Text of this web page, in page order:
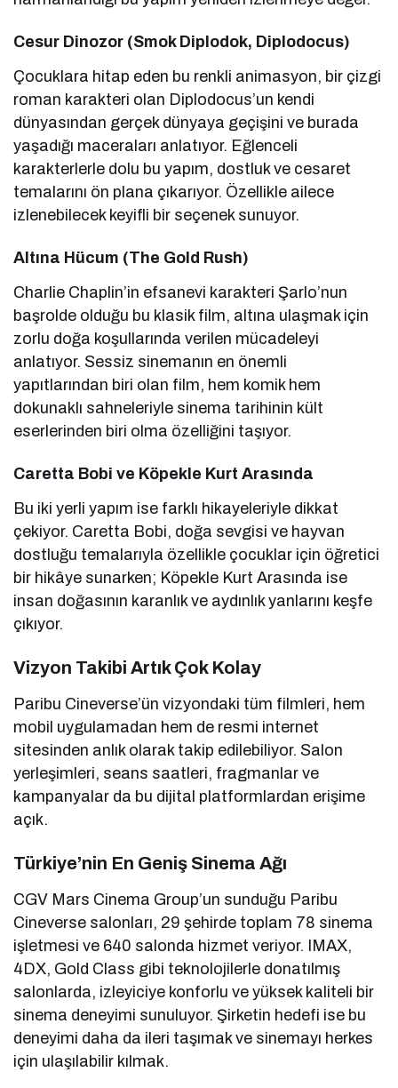
Cesur Dinozor (Smok Diplodok, Diplodocus)
Çocuklara hitap eden bu renkli animasyon, bir çizgi
roman karakteri olan Diplodocus’un kendi
dünyasından gerçek dünyaya geçişini ve burada
yaşadığı maceraları anlatıyor. Eğlenceli
karakterlerle dolu bu yapım, dostluk ve cesaret
temalarını ön plana çıkarıyor. Özellikle ailece
izlenebilecek keyifli bir seçenek sunuyor.
Altına Hücum (The Gold Rush)
Charlie Chaplin’in efsanevi karakteri Şarlo’nun
başrolde olduğu bu klasik film, altına ulaşmak için
zorlu doğa koşullarında verilen mücadeleyi
anlatıyor. Sessiz sinemanın en önemli
yapıtlarından biri olan film, hem komik hem
dokunaklı sahneleriyle sinema tarihinin kült
eserlerinden biri olma özelliğini taşıyor.
Caretta Bobi ve Köpekle Kurt Arasında
Bu iki yerli yapım ise farklı hikayeleriyle dikkat
çekiyor. Caretta Bobi, doğa sevgisi ve hayvan
dostluğu temalarıyla özellikle çocuklar için öğretici
bir hikâye sunarken; Köpekle Kurt Arasında ise
insan doğasının karanlık ve aydınlık yanlarını keşfe
çıkıyor.
Vizyon Takibi Artık Çok Kolay
Paribu Cineverse’ün vizyondaki tüm filmleri, hem
mobil uygulamadan hem de resmi internet
sitesinden anlık olarak takip edilebiliyor. Salon
yerleşimleri, seans saatleri, fragmanlar ve
kampanyalar da bu dijital platformlardan erişime
açık.
Türkiye’nin En Geniş Sinema Ağı
CGV Mars Cinema Group’un sunduğu Paribu
Cineverse salonları, 29 şehirde toplam 78 sinema
işletmesi ve 640 salonda hizmet veriyor. IMAX,
4DX, Gold Class gibi teknolojilerle donatılmış
salonlarda, izleyiciye konforlu ve yüksek kaliteli bir
sinema deneyimi sunuluyor. Şirketin hedefi ise bu
deneyimi daha da ileri taşımak ve sinemayı herkes
için ulaşılabilir kılmak.